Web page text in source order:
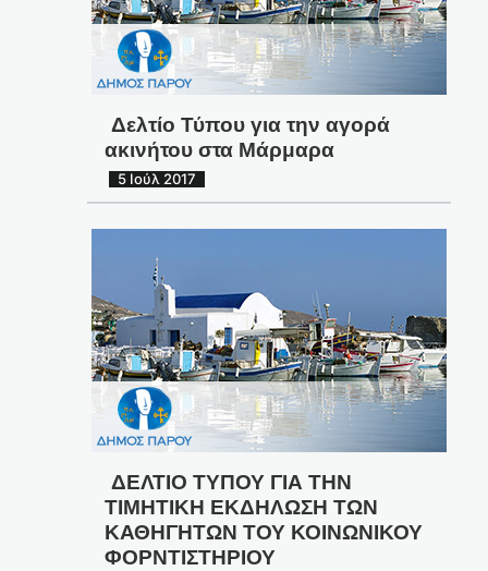
Δελτίο Τύπου για την αγορά
ακινήτου στα Μάρμαρα
5 Ιούλ 2017
ΔΕΛΤΙΟ ΤΥΠΟΥ ΓΙΑ ΤΗΝ
ΤΙΜΗΤΙΚΗ ΕΚΔΗΛΩΣΗ ΤΩΝ
ΚΑΘΗΓΗΤΩΝ ΤΟΥ ΚΟΙΝΩΝΙΚΟΥ
ΦΟΡΝΤΙΣΤΗΡΙΟΥ